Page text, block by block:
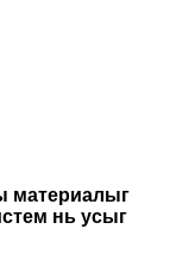
материалыг
нь усыг